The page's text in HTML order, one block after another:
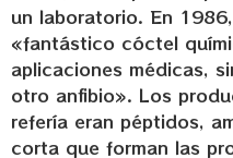
un laboratorio. En
«fantástico cóctel
aplicaciones médicas,
otro anfibio». Los
refería eran péptidos,
corta que forman las